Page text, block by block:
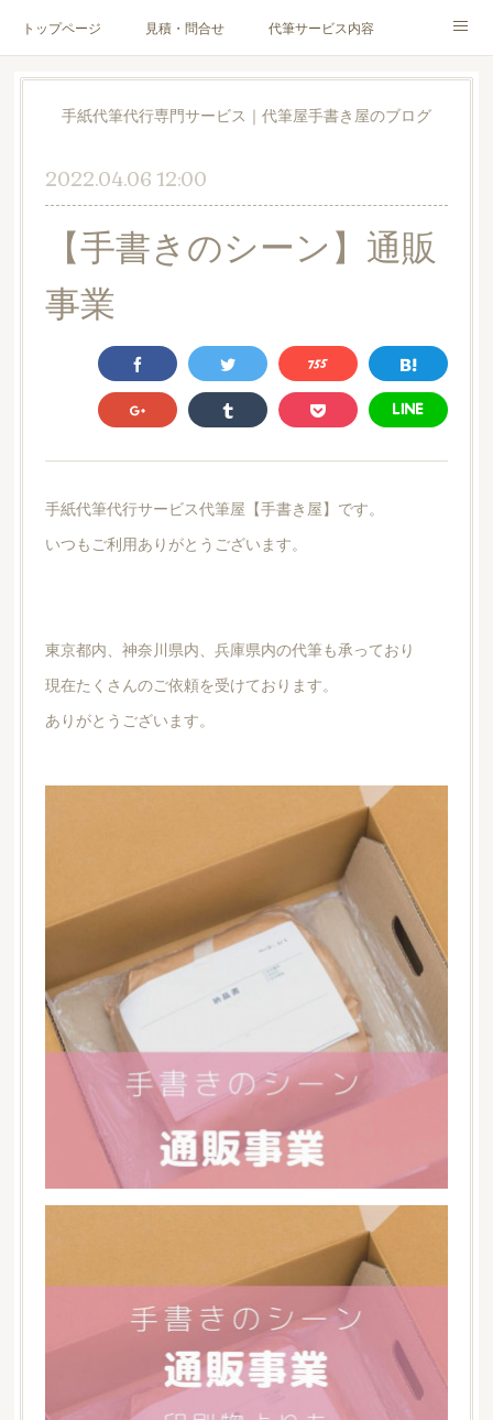
トップページ 見積・問合せ 代筆サービス内容
料金表 代筆サンプル 手紙文章作成代行サービス
ブログ お客様の声
Instagram
手紙代筆代行専門サービス｜代筆屋手書き屋のブログ
2022.04.06 12:00
【手書きのシーン】通販
事業
手紙代筆代行サービス代筆屋【手書き屋】です。
いつもご利用ありがとうございます。
東京都内、神奈川県内、兵庫県内の代筆も承っており
現在たくさんのご依頼を受けております。
ありがとうございます。